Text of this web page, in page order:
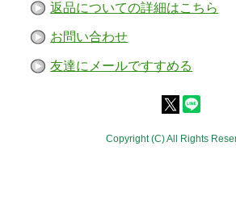
返品についての詳細はこちら
お問い合わせ
友達にメールですすめる
Copyright (C) All Rights